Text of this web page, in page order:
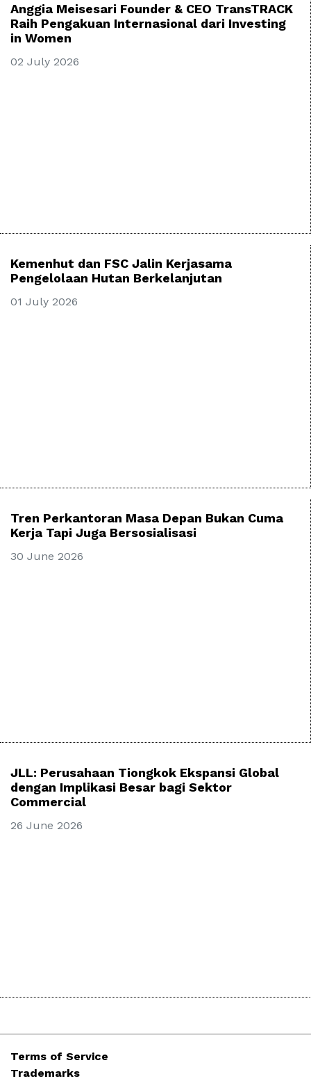
Anggia Meisesari Founder & CEO TransTRACK
Raih Pengakuan Internasional dari Investing
in Women
02 July 2026
Kemenhut dan FSC Jalin Kerjasama
Pengelolaan Hutan Berkelanjutan
01 July 2026
Tren Perkantoran Masa Depan Bukan Cuma
Kerja Tapi Juga Bersosialisasi
30 June 2026
JLL: Perusahaan Tiongkok Ekspansi Global
dengan Implikasi Besar bagi Sektor
Commercial
26 June 2026
Terms of Service
Trademarks